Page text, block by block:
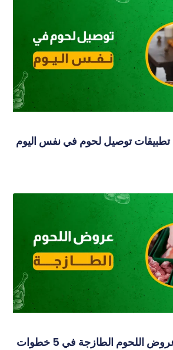
اللحوم الطازجة في 5 خطوات